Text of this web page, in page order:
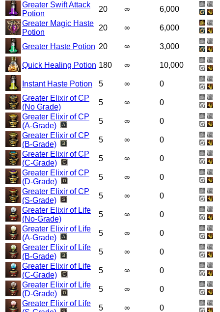
Greater Swift Attack
Potion
20 ∞
6,000
Greater Magic Haste
Potion
20 ∞ 6,000
Greater Haste Potion 20 ∞ 3,000
Quick Healing Potion 180 ∞ 10,000
Instant Haste Potion 5 ∞
0
Greater Elixir of CP
(No Grade)
5 ∞
0
Greater Elixir of CP
(A-Grade)
5 ∞
0
Greater Elixir of CP
(B-Grade)
5 ∞
0
Greater Elixir of CP
(C-Grade)
5 ∞
0
Greater Elixir of CP
(D-Grade)
5 ∞
0
Greater Elixir of CP
(S-Grade)
5 ∞
0
Greater Elixir of Life
(No-Grade)
5 ∞
0
Greater Elixir of Life
(A-Grade)
5 ∞
0
Greater Elixir of Life
(B-Grade)
5 ∞
0
Greater Elixir of Life
(C-Grade)
5 ∞
0
Greater Elixir of Life
(D-Grade)
5 ∞
0
Greater Elixir of Life
5 ∞
0